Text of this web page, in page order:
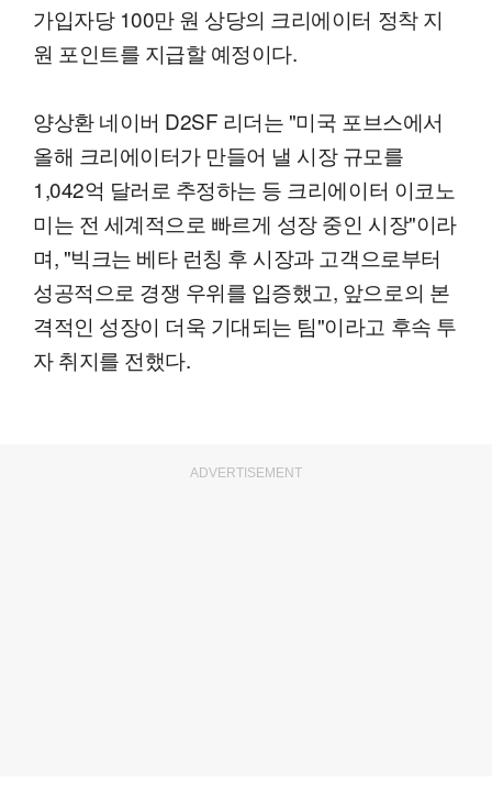
가입자당 100만 원 상당의 크리에이터 정착 지
원 포인트를 지급할 예정이다.
양상환 네이버 D2SF 리더는 "미국 포브스에서
올해 크리에이터가 만들어 낼 시장 규모를
1,042억 달러로 추정하는 등 크리에이터 이코노
미는 전 세계적으로 빠르게 성장 중인 시장"이라
며, "빅크는 베타 런칭 후 시장과 고객으로부터
성공적으로 경쟁 우위를 입증했고, 앞으로의 본
격적인 성장이 더욱 기대되는 팀"이라고 후속 투
자 취지를 전했다.
ADVERTISEMENT